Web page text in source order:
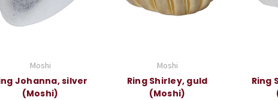
Moshi
Johanna, silver
(Moshi)
Moshi
Ring Shirley, guld
(Moshi)
Ring